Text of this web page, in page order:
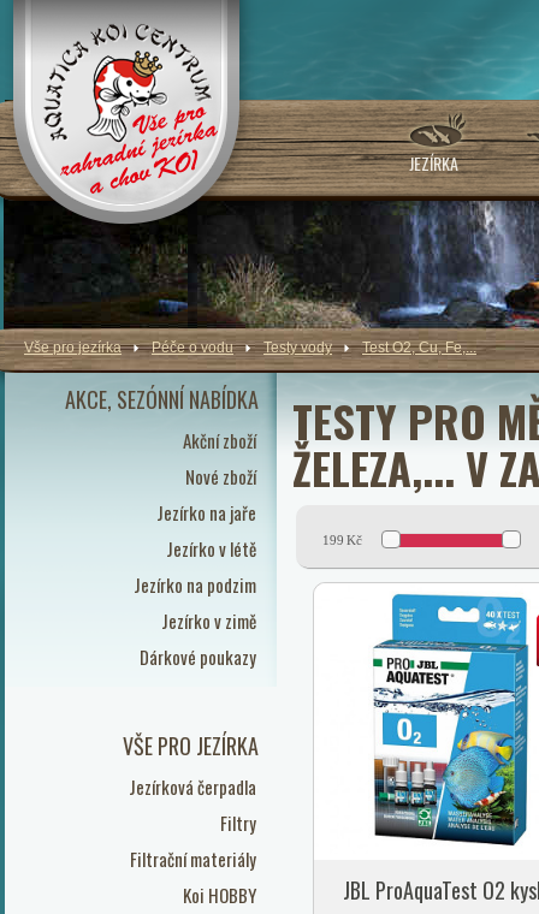
JEZÍRKA
AKCE, SEZÓNNÍ NABÍDKA
Akční zboží
Nové zboží
Jezírko na jaře
Jezírko v létě
Jezírko na podzim
Jezírko v zimě
Dárkové poukazy
VŠE PRO JEZÍRKA
Jezírková čerpadla
Filtry
Filtrační materiály
Koi HOBBY
TESTY PRO
ŽELEZA,... V
Vše pro jezírka Péče o vodu Testy vody Test O2, Cu, Fe,...
199 Kč
JBL ProAquaTest O2